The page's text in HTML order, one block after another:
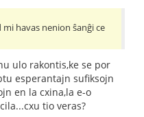
havas nenion ŝanĝi ce
ulo rakontis,ke se por
esperantajn sufiksojn
en la cxina,la e-o
tio veras?